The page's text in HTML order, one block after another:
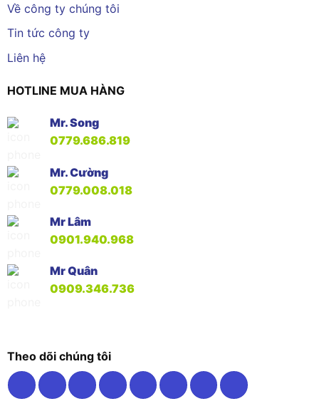
Về công ty chúng tôi
Tin tức công ty
Liên hệ
HOTLINE MUA HÀNG
Mr. Song
0779.686.819
Mr. Cường
0779.008.018
Mr Lâm
0901.940.968
Mr Quân
0909.346.736
Theo dõi chúng tôi